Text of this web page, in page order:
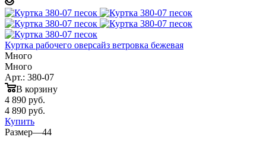
Куртка рабочего оверсайз ветровка бежевая
Много
Много
Арт.: 380-07
В корзину
4 890 руб.
4 890 руб.
Купить
Размер—44